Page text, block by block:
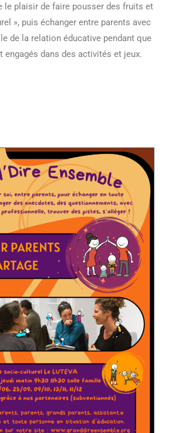
le plaisir de faire pousser des fruits et
», puis échanger entre parents avec
de la relation éducative pendant que
engagés dans des activités et jeux.